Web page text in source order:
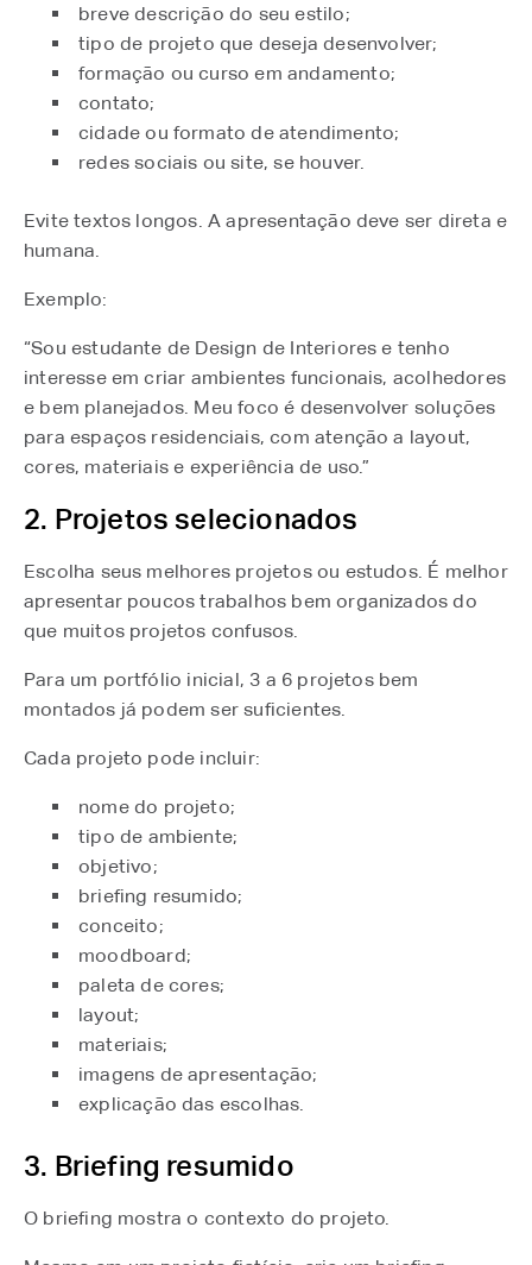
breve descrição do seu estilo;
tipo de projeto que deseja desenvolver;
formação ou curso em andamento;
contato;
cidade ou formato de atendimento;
redes sociais ou site, se houver.
Evite textos longos. A apresentação deve ser direta e
humana.
Exemplo:
“Sou estudante de Design de Interiores e tenho
interesse em criar ambientes funcionais, acolhedores
e bem planejados. Meu foco é desenvolver soluções
para espaços residenciais, com atenção a layout,
cores, materiais e experiência de uso.”
2. Projetos selecionados
Escolha seus melhores projetos ou estudos. É melhor
apresentar poucos trabalhos bem organizados do
que muitos projetos confusos.
Para um portfólio inicial, 3 a 6 projetos bem
montados já podem ser suficientes.
Cada projeto pode incluir:
nome do projeto;
tipo de ambiente;
objetivo;
briefing resumido;
conceito;
moodboard;
paleta de cores;
layout;
materiais;
imagens de apresentação;
explicação das escolhas.
3. Briefing resumido
O briefing mostra o contexto do projeto.